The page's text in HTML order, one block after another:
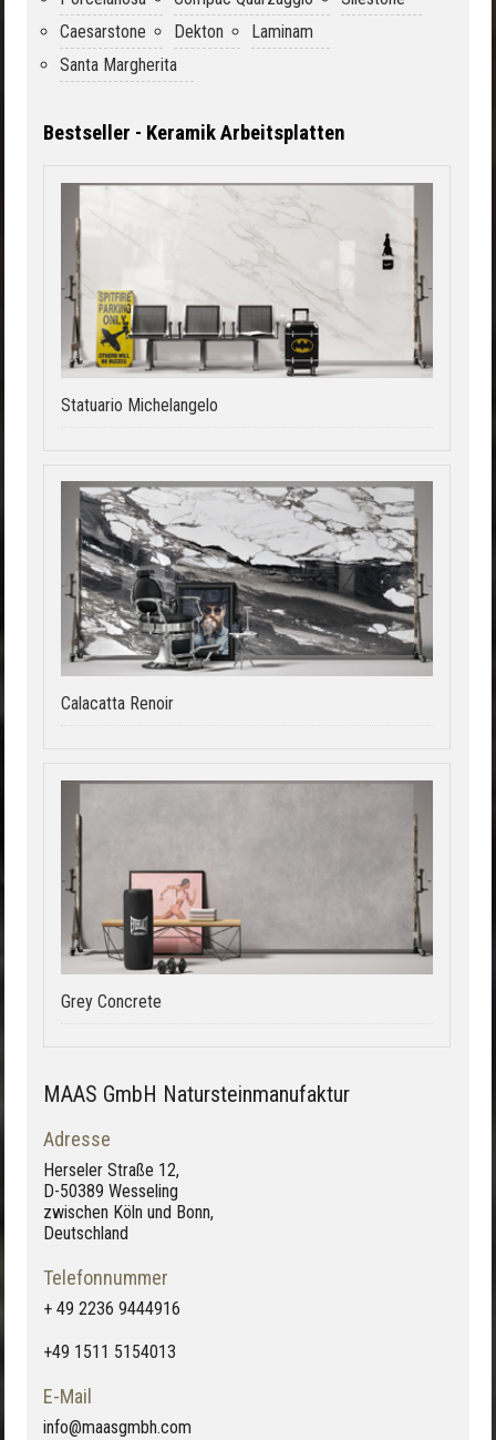
Caesarstone
Dekton
Laminam
Santa Margherita
Bestseller - Keramik Arbeitsplatten
Statuario Michelangelo
Calacatta Renoir
Grey Concrete
MAAS GmbH Natursteinmanufaktur
Adresse
Herseler Straße 12,
D-50389 Wesseling
zwischen Köln und Bonn,
Deutschland
Telefonnummer
+ 49 2236 9444916
+49 1511 5154013
E-Mail
info@maasgmbh.com